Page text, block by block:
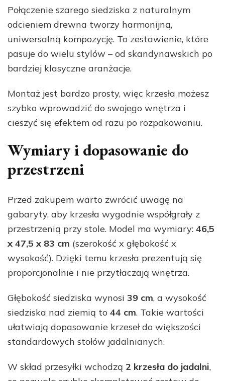
Połączenie szarego siedziska z naturalnym
odcieniem drewna tworzy harmonijną,
uniwersalną kompozycję. To zestawienie, które
pasuje do wielu stylów – od skandynawskich po
bardziej klasyczne aranżacje.
Montaż jest bardzo prosty, więc krzesła możesz
szybko wprowadzić do swojego wnętrza i
cieszyć się efektem od razu po rozpakowaniu.
Wymiary i dopasowanie do
przestrzeni
Przed zakupem warto zwrócić uwagę na
gabaryty, aby krzesła wygodnie współgrały z
przestrzenią przy stole. Model ma wymiary: 46,5
x 47,5 x 83 cm (szerokość x głębokość x
wysokość). Dzięki temu krzesła prezentują się
proporcjonalnie i nie przytłaczają wnętrza.
Głębokość siedziska wynosi 39 cm, a wysokość
siedziska nad ziemią to 44 cm. Takie wartości
ułatwiają dopasowanie krzeseł do większości
standardowych stołów jadalnianych.
W skład przesyłki wchodzą 2 krzesła do jadalni,